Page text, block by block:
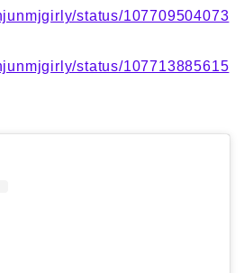
status/107709504073
status/107713885615